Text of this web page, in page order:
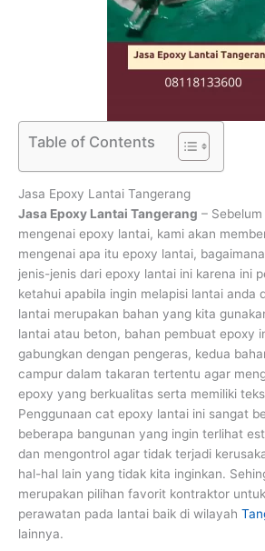
Table of Contents
Jasa Epoxy Lantai Tangerang
Jasa Epoxy Lantai Tangerang –
mengenai epoxy lantai, kami akan
mengenai apa itu epoxy lantai,
jenis-jenis dari epoxy lantai ini karena ini
ketahui apabila ingin melapisi lantai anda
lantai merupakan bahan yang kita
lantai atau beton, bahan pembuat epoxy
gabungkan dengan pengeras, kedua
campur dalam takaran tertentu agar
epoxy yang berkualitas serta memiliki
Penggunaan cat epoxy lantai ini sangat
beberapa bangunan yang ingin terlihat
dan mengontrol agar tidak terjadi
hal-hal lain yang tidak kita inginkan.
merupakan pilihan favorit kontraktor
perawatan pada lantai baik di wilayah
lainnya.